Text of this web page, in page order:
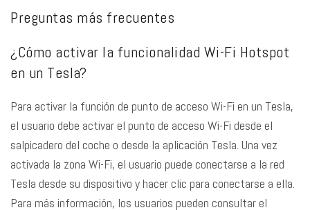
Preguntas más frecuentes
¿Cómo activar la funcionalidad Wi-Fi Hotspot
en un Tesla?
Para activar la función de punto de acceso Wi-Fi en un Tesla,
el usuario debe activar el punto de acceso Wi-Fi desde el
salpicadero del coche o desde la aplicación Tesla. Una vez
activada la zona Wi-Fi, el usuario puede conectarse a la red
Tesla desde su dispositivo y hacer clic para conectarse a ella.
Para más información, los usuarios pueden consultar el